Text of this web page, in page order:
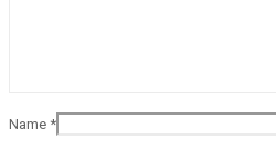
Name *